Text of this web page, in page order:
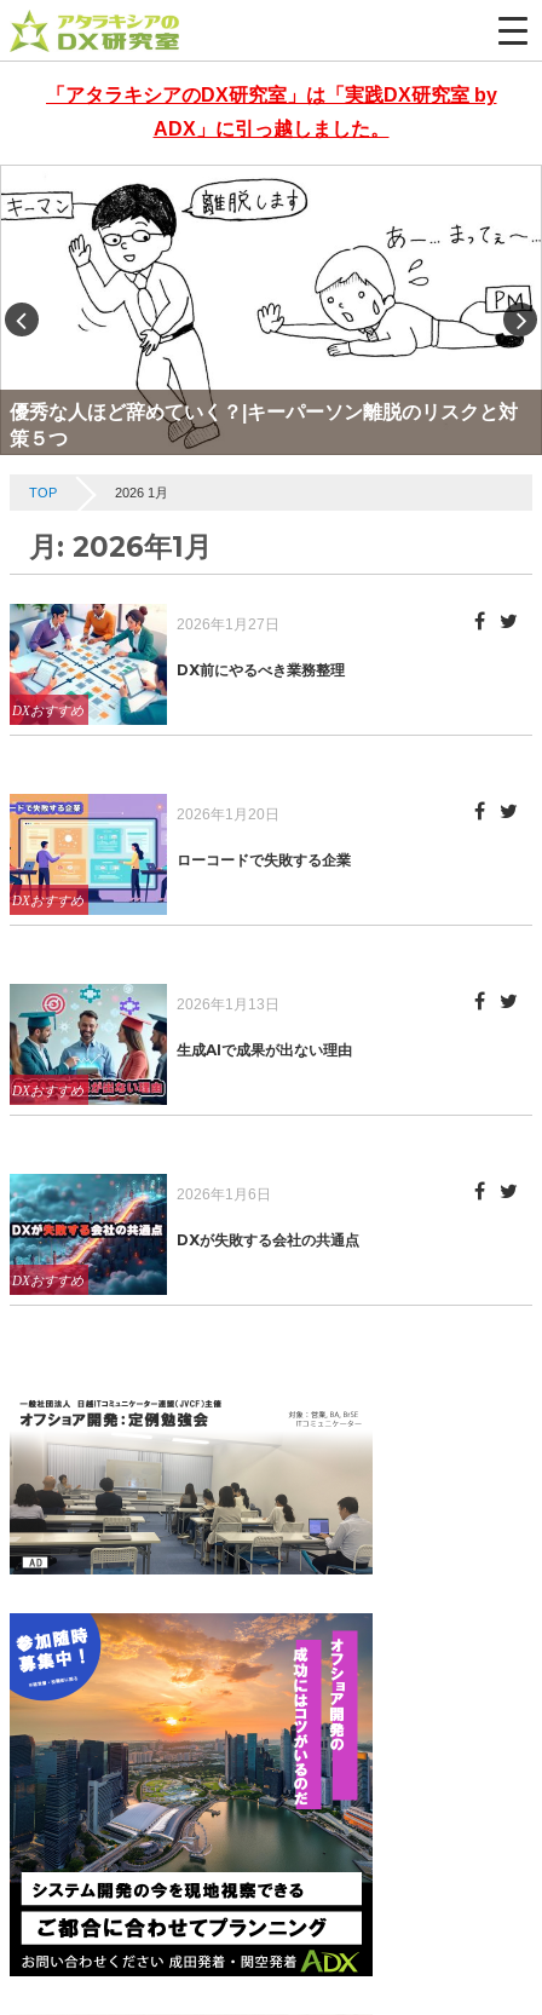
「アタラキシアのDX研究室」は「実践DX研究室 by
ADX」に引っ越しました。
優秀な人ほど辞めていく？|キーパーソン離脱のリスクと対
策５つ
TOP 2026 1月
月: 2026年1月
Categories
DXおすすめ
Posted
2026年1月27日
DX前にやるべき業務整理
Categories
DXおすすめ
Posted
2026年1月20日
ローコードで失敗する企業
Categories
DXおすすめ
Posted
2026年1月13日
生成AIで成果が出ない理由
Categories
DXおすすめ
Posted
2026年1月6日
DXが失敗する会社の共通点